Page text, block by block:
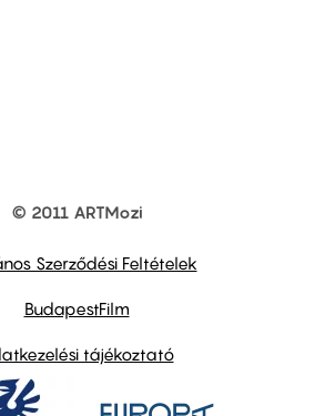
© 2011 ARTMozi
Szerződési Feltételek
BudapestFilm
tájékoztató